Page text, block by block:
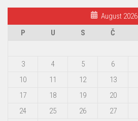
August 2026
P
U S Č
3
4 5 6
10
11 12 13
17
18 19 20
24
25 26 27